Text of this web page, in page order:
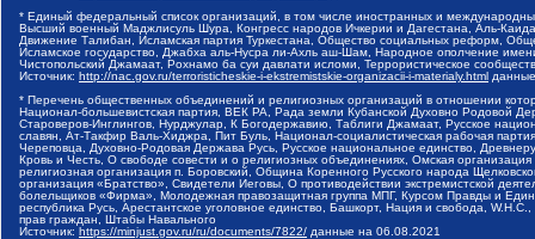
* Единый федеральный список организаций, в том числе иностранных и
Высший военный Маджлисуль Шура, Конгресс народов Ичкерии и Дагестана, Аль-
Движение Талибан, Исламская партия Туркестана, Общество социальных реформ,
Исламское государство, Джабха аль-Нусра ли-Ахль аш-Шам, Народное ополчение
Чистопольский Джамаат, Рохнамо ба суи давлати исломи, Террористическое
Источник: http://nac.gov.ru/terroristicheskie-i-ekstremistskie-organizacii-i-materialy.html
* Перечень общественных объединений и религиозных организаций в отношении
Национал-большевистская партия, ВЕК РА, Рада земли Кубанской Духовно Родовой
Староверов-Инглингов, Нурджулар, К Богодержавию, Таблиги Джамаат, Русское
славян, Ат-Такфир Валь-Хиджра, Пит Буль, Национал-социалистическая рабочая
Череповца, Духовно-Родовая Держава Русь, Русское национальное единство,
Кровь и Честь, О свободе совести и о религиозных объединениях, Омская
религиозная организация п. Боровский, Община Коренного Русского народа
организация «Братство», Свидетели Иеговы, О противодействии экстремистской
болельщиков «Фирма», Молодежная правозащитная группа МПГ, Курсом Правды и
республика Русь, Арестантское уголовное единство, Башкорт, Нация и свобода,
прав граждан, Штабы Навального
Источник: https://minjust.gov.ru/ru/documents/7822/ данные на 06.08.2021